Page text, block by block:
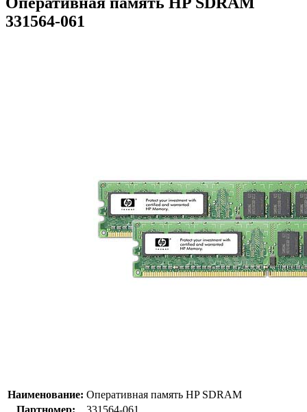
331564-061
Наименование: Оперативная память HP SDRAM
Партномер:
331564-061